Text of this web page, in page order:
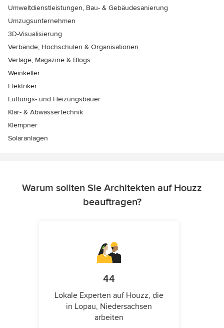
Umweltdienstleistungen, Bau- & Gebäudesanierung
Umzugsunternehmen
3D-Visualisierung
Verbände, Hochschulen & Organisationen
Verlage, Magazine & Blogs
Weinkeller
Elektriker
Lüftungs- und Heizungsbauer
Klär- & Abwassertechnik
Klempner
Solaranlagen
Warum sollten Sie Architekten auf Houzz
beauftragen?
44
Lokale Experten auf Houzz, die
in Lopau, Niedersachsen
arbeiten